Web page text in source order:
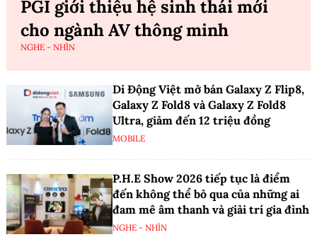
PGI giới thiệu hệ sinh thái mới
cho ngành AV thông minh
NGHE - NHÌN
Di Động Việt mở bán Galaxy Z Flip8,
Galaxy Z Fold8 và Galaxy Z Fold8
Ultra, giảm đến 12 triệu đồng
MOBILE
P.H.E Show 2026 tiếp tục là điểm
đến không thể bỏ qua của những ai
đam mê âm thanh và giải trí gia đình
NGHE - NHÌN